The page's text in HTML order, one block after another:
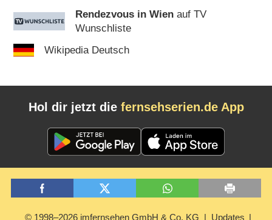
Rendezvous in Wien auf TV
Wunschliste
Wikipedia Deutsch
Hol dir jetzt die fernsehserien.de App
© 1998–2026 imfernsehen GmbH & Co. KG Updates